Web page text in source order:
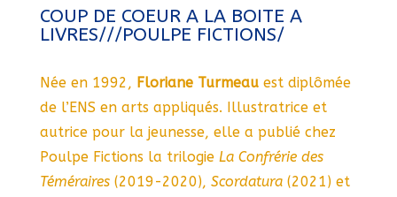
COUP DE COEUR A LA BOITE A
LIVRES///POULPE FICTIONS/
Née en 1992, Floriane Turmeauest diplômée
de l’ENS en arts appliqués. Illustratrice et
autrice pour la jeunesse, elle a publié chez
Poulpe Fictions la trilogie La Confrérie des
Téméraires(2019-2020), Scordatura(2021) et